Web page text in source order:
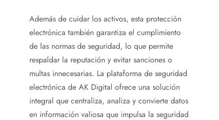
Además de cuidar los activos, esta protección
electrónica también garantiza el cumplimiento
de las normas de seguridad, lo que permite
respaldar la reputación y evitar sanciones o
multas innecesarias. La plataforma de seguridad
electrónica de AK Digital ofrece una solución
integral que centraliza, analiza y convierte datos
en información valiosa que impulsa la seguridad